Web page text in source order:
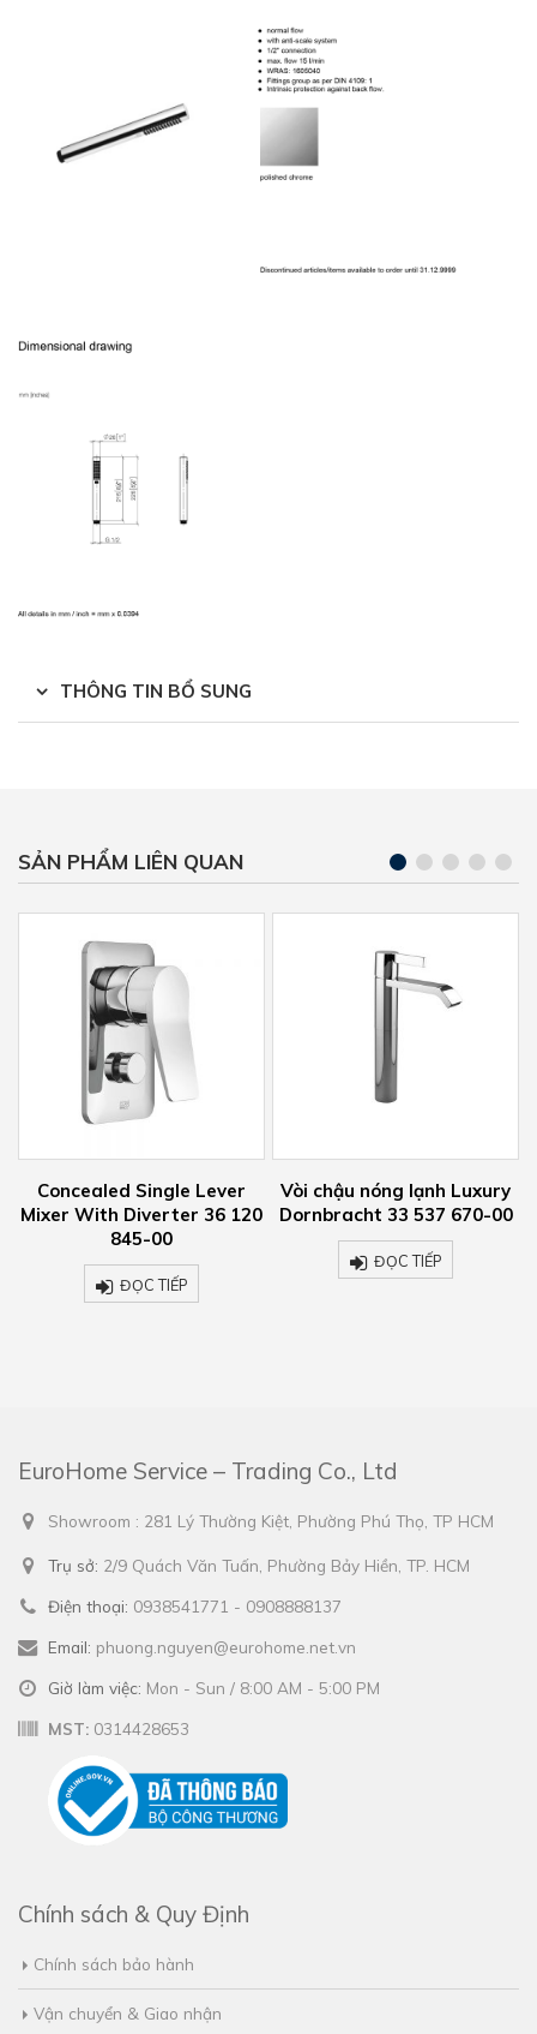
THÔNG TIN BỔ SUNG
SẢN PHẨM LIÊN QUAN
Lever
36 120
Vòi chậu nóng lạnh Luxury
Dornbracht 33 537 670-00
Rain shower
fixing – polished
EuroHome Service – Trading Co., Ltd
Showroom : 281 Lý Thường Kiệt, Phường Phú Thọ, TP HCM
Trụ sở: 2/9 Quách Văn Tuấn, Phường Bảy Hiền, TP. HCM
Điện thoại: 0938541771 - 0908888137
Email: phuong.nguyen@eurohome.net.vn
Giờ làm việc: Mon - Sun / 8:00 AM - 5:00 PM
MST: 0314428653
Chính sách & Quy Định
Chính sách bảo hành
Vận chuyển & Giao nhận